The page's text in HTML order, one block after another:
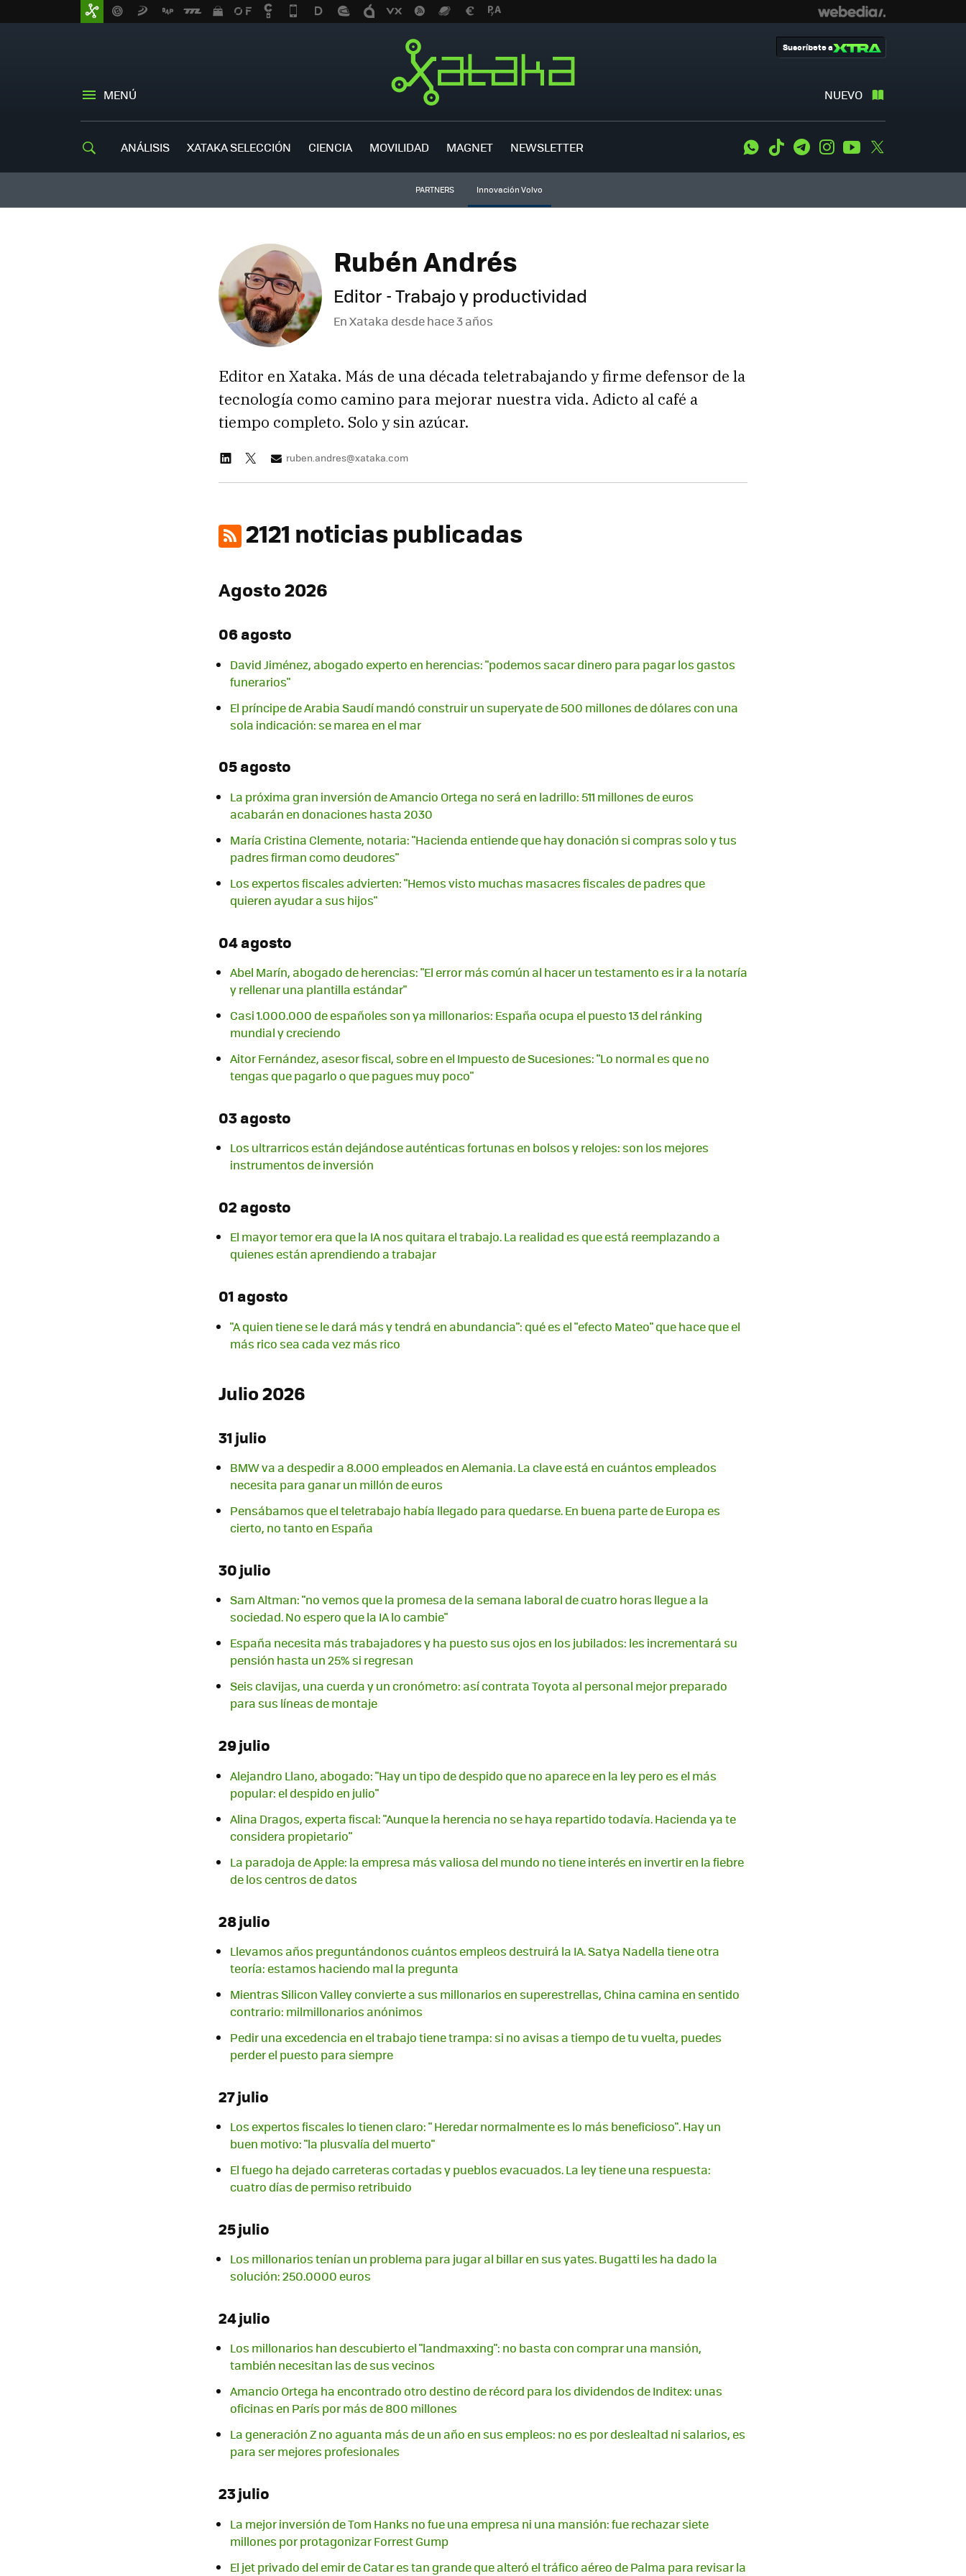
MENÚ NUEVO
Suscríbete a
ANÁLISIS XATAKA SELECCIÓN CIENCIA MOVILIDAD MAGNET NEWSLETTER WhatsApp
Tiktok TelegramInstagramYoutube
PARTNERS Innovación Volvo
Rubén Andrés
Editor - Trabajo y productividad
En Xataka desdehace 3 años
Editor en Xataka. Más de una década teletrabajando y firme defensor de la
tecnología como camino para mejorar nuestra vida. Adicto al café a
tiempo completo. Solo y sin azúcar.
ruben.andres@xataka.com
2121 noticias publicadas
Agosto 2026
06 agosto
David Jiménez, abogado experto en herencias: "podemos sacar dinero para pagar los gastos
funerarios"
El príncipe de Arabia Saudí mandó construir un superyate de 500 millones de dólares con una
sola indicación: se marea en el mar
05 agosto
La próxima gran inversión de Amancio Ortega no será en ladrillo: 511 millones de euros
acabarán en donaciones hasta 2030
María Cristina Clemente, notaria: "Hacienda entiende que hay donación si compras solo y tus
padres firman como deudores"
Los expertos fiscales advierten: "Hemos visto muchas masacres fiscales de padres que
quieren ayudar a sus hijos"
04 agosto
Abel Marín, abogado de herencias: "El error más común al hacer un testamento es ir a la notaría
y rellenar una plantilla estándar"
Casi 1.000.000 de españoles son ya millonarios: España ocupa el puesto 13 del ránking
mundial y creciendo
Aitor Fernández, asesor fiscal, sobre en el Impuesto de Sucesiones: "Lo normal es que no
tengas que pagarlo o que pagues muy poco"
03 agosto
Los ultrarricos están dejándose auténticas fortunas en bolsos y relojes: son los mejores
instrumentos de inversión
02 agosto
El mayor temor era que la IA nos quitara el trabajo. La realidad es que está reemplazando a
quienes están aprendiendo a trabajar
01 agosto
"A quien tiene se le dará más y tendrá en abundancia": qué es el "efecto Mateo" que hace que el
más rico sea cada vez más rico
Julio 2026
31 julio
BMW va a despedir a 8.000 empleados en Alemania. La clave está en cuántos empleados
necesita para ganar un millón de euros
Pensábamos que el teletrabajo había llegado para quedarse. En buena parte de Europa es
cierto, no tanto en España
30 julio
Sam Altman: "no vemos que la promesa de la semana laboral de cuatro horas llegue a la
sociedad. No espero que la IA lo cambie"
España necesita más trabajadores y ha puesto sus ojos en los jubilados: les incrementará su
pensión hasta un 25% si regresan
Seis clavijas, una cuerda y un cronómetro: así contrata Toyota al personal mejor preparado
para sus líneas de montaje
29 julio
Alejandro Llano, abogado: "Hay un tipo de despido que no aparece en la ley pero es el más
popular: el despido en julio"
Alina Dragos, experta fiscal: "Aunque la herencia no se haya repartido todavía. Hacienda ya te
considera propietario"
La paradoja de Apple: la empresa más valiosa del mundo no tiene interés en invertir en la fiebre
de los centros de datos
28 julio
Llevamos años preguntándonos cuántos empleos destruirá la IA. Satya Nadella tiene otra
teoría: estamos haciendo mal la pregunta
Mientras Silicon Valley convierte a sus millonarios en superestrellas, China camina en sentido
contrario: milmillonarios anónimos
Pedir una excedencia en el trabajo tiene trampa: si no avisas a tiempo de tu vuelta, puedes
perder el puesto para siempre
27 julio
Los expertos fiscales lo tienen claro: " Heredar normalmente es lo más beneficioso". Hay un
buen motivo: "la plusvalía del muerto"
El fuego ha dejado carreteras cortadas y pueblos evacuados. La ley tiene una respuesta:
cuatro días de permiso retribuido
25 julio
Los millonarios tenían un problema para jugar al billar en sus yates. Bugatti les ha dado la
solución: 250.0000 euros
24 julio
Los millonarios han descubierto el "landmaxxing": no basta con comprar una mansión,
también necesitan las de sus vecinos
Amancio Ortega ha encontrado otro destino de récord para los dividendos de Inditex: unas
oficinas en París por más de 800 millones
La generación Z no aguanta más de un año en sus empleos: no es por deslealtad ni salarios, es
para ser mejores profesionales
23 julio
La mejor inversión de Tom Hanks no fue una empresa ni una mansión: fue rechazar siete
millones por protagonizar Forrest Gump
El jet privado del emir de Catar es tan grande que alteró el tráfico aéreo de Palma para revisar la